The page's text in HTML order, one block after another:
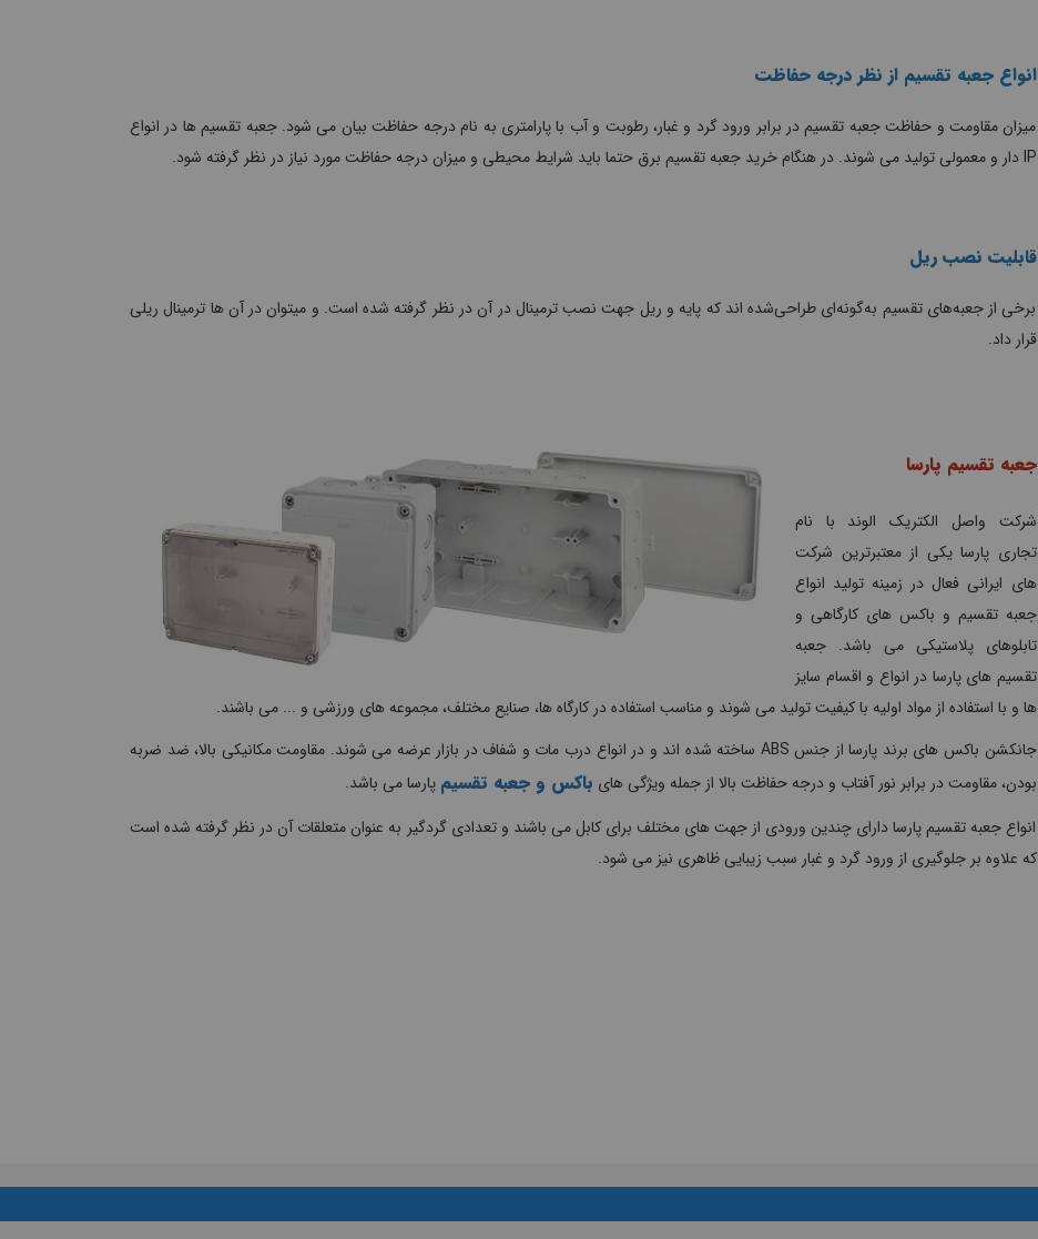
انواع جعبه تقسیم از نظر درجه حفاظت
میزان مقاومت و حفاظت جعبه تقسیم در برابر ورود گرد و غبار، رطوبت و آب با پارامتری به نام درجه حفاظت بیان می شود. جعبه تقسیم ها در انواع
IP دار و معمولی تولید می شوند. در هنگام خرید جعبه تقسیم برق حتما باید شرایط محیطی و میزان درجه حفاظت مورد نیاز در نظر گرفته شود.
قابلیت نصب ریل
برخی از جعبه‌های تقسیم به‌گونه‌ای طراحی‌شده اند که پایه و ریل جهت نصب ترمینال در آن در نظر گرفته شده است. و میتوان در آن ها ترمینال ریلی
قرار داد.
جعبه تقسیم پارسا
شرکت واصل الکتریک الوند با نام
تجاری پارسا یکی از معتبرترین شرکت
های ایرانی فعال در زمینه تولید انواع
جعبه تقسیم و باکس های کارگاهی و
تابلوهای پلاستیکی می باشد. جعبه
تقسیم های پارسا در انواع و اقسام سایز
ها و با استفاده از مواد اولیه با کیفیت تولید می شوند و مناسب استفاده در کارگاه ها، صنایع مختلف، مجموعه های ورزشی و ... می باشند.
جانکشن باکس های برند پارسا از جنس ABS ساخته شده اند و در انواع درب مات و شفاف در بازار عرضه می شوند. مقاومت مکانیکی بالا، ضد ضربه
بودن، مقاومت در برابر نور آفتاب و درجه حفاظت بالا از جمله ویژگی های باکس و جعبه تقسیم پارسا می باشد.
انواع جعبه تقسیم پارسا دارای چندین ورودی از جهت های مختلف برای کابل می باشند و تعدادی گردگیر به عنوان متعلقات آن در نظر گرفته شده است
که علاوه بر جلوگیری از ورود گرد و غبار سبب زیبایی ظاهری نیز می شود.